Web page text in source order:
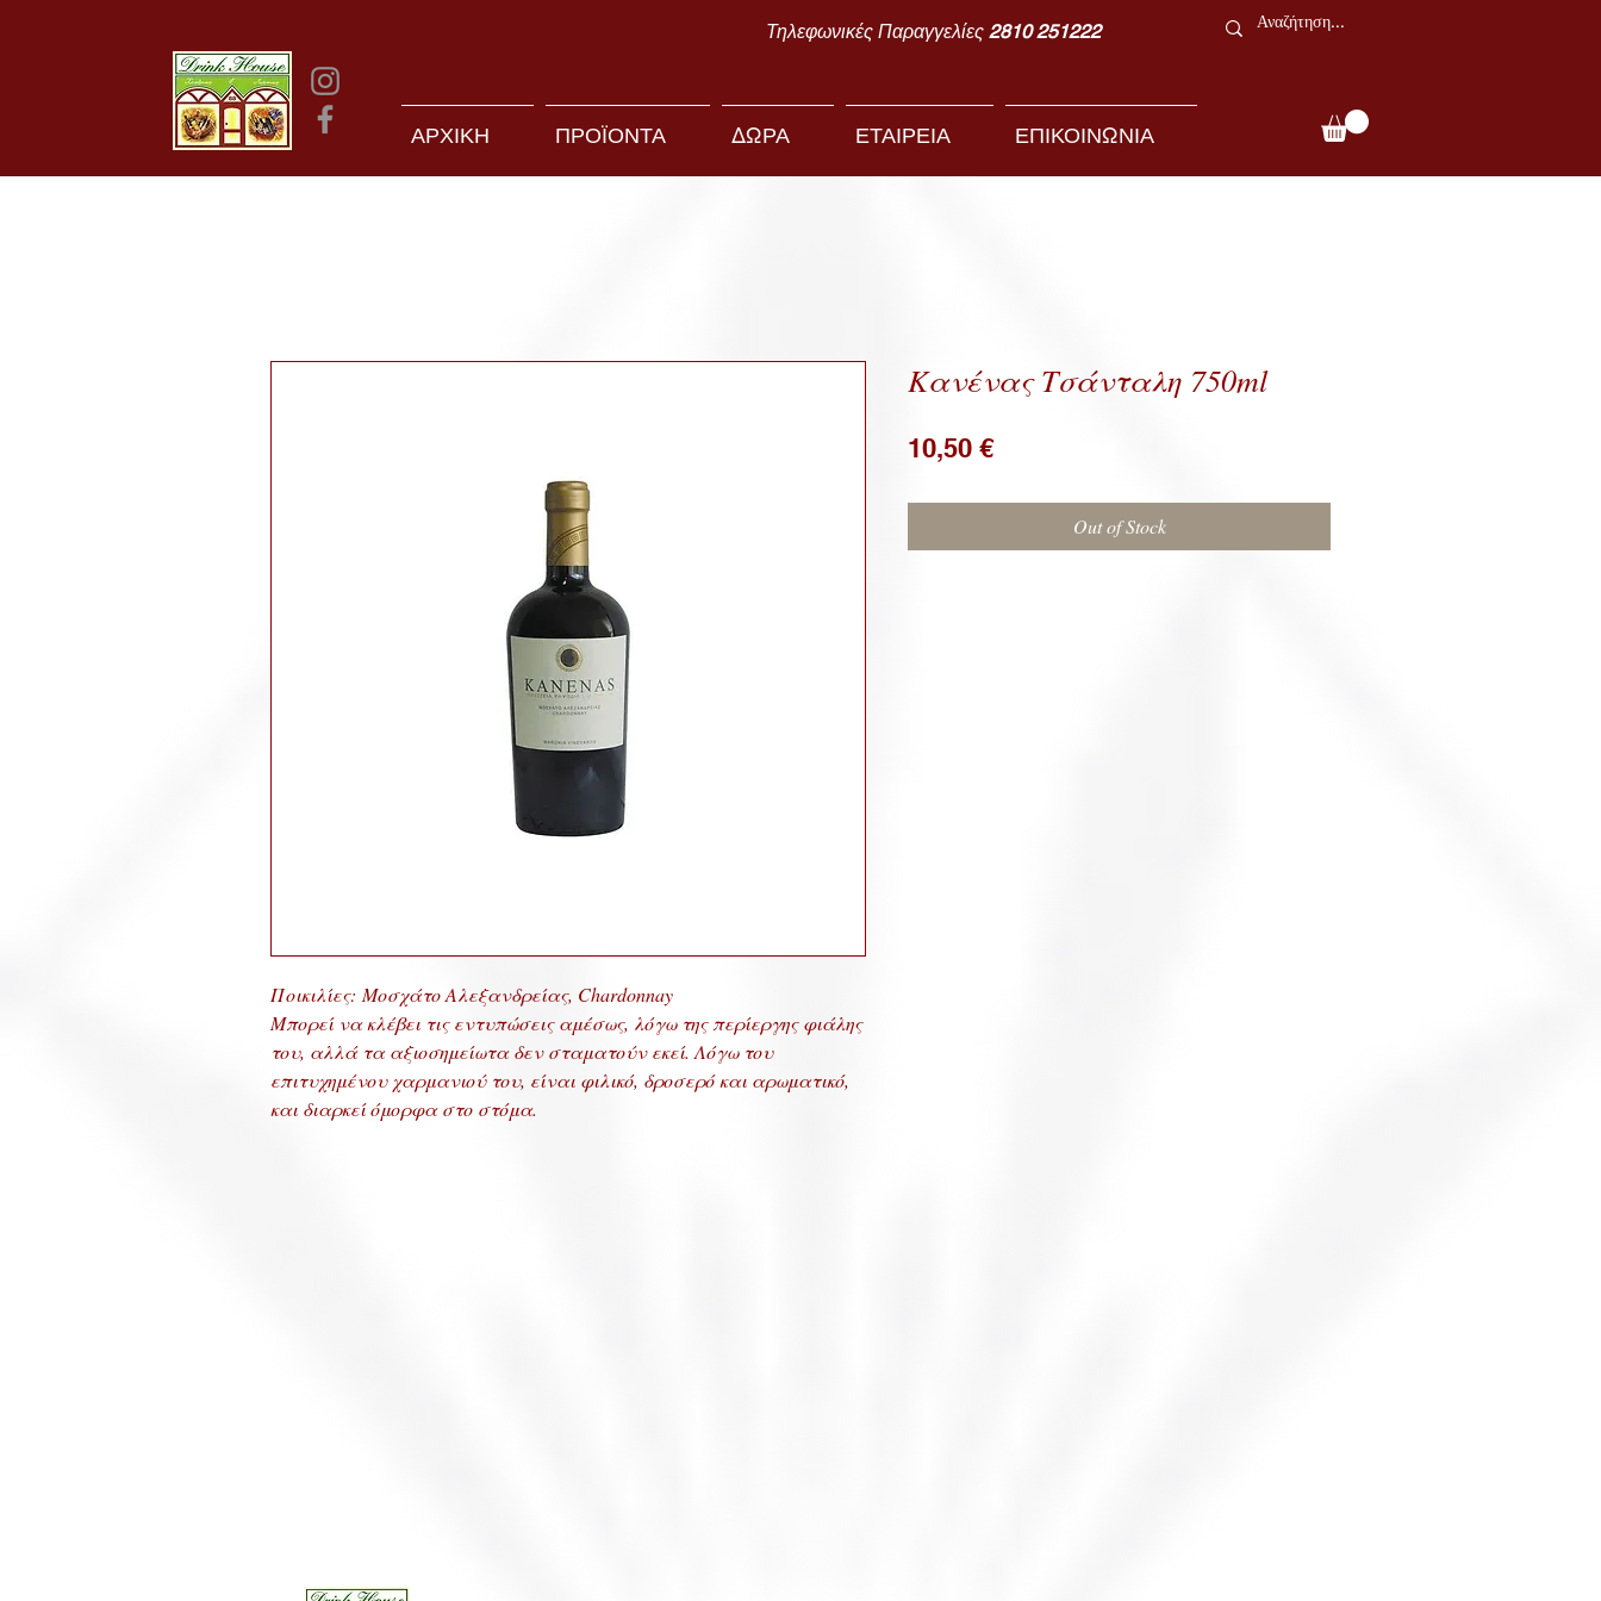
Τηλεφωνικές Παραγγελίες 2810 251222
ΑΡΧΙΚΗ ΠΡΟΪΟΝΤΑ ΔΩΡΑ ΕΤΑΙΡΕΙΑ ΕΠΙΚΟΙΝΩΝΙΑ
Ποικιλίες: Μοσχάτο Αλεξανδρείας, Chardonnay
Μπορεί να κλέβει τις εντυπώσεις αμέσως, λόγω της περίεργης φιάλης
του, αλλά τα αξιοσημείωτα δεν σταματούν εκεί. Λόγω του
επιτυχημένου χαρμανιού του, είναι φιλικό, δροσερό και αρωματικό,
και διαρκεί όμορφα στο στόμα.
Κανένας Τσάνταλη 750ml
10,50 €Price
Out of Stock